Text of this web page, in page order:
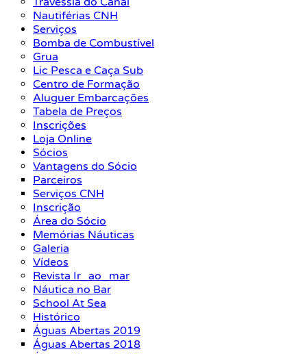
Nautiférias CNH
Serviços
Bomba de Combustível
Grua
Lic Pesca e Caça Sub
Centro de Formação
Aluguer Embarcações
Tabela de Preços
Inscrições
Loja Online
Sócios
Vantagens do Sócio
Parceiros
Serviços CNH
Inscrição
Área do Sócio
Memórias Náuticas
Galeria
Vídeos
Revista Ir_ao_mar
Náutica no Bar
School At Sea
Histórico
Águas Abertas 2019
Águas Abertas 2018